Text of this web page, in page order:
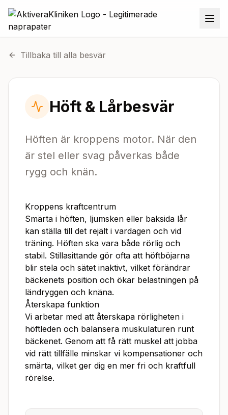
Tillbaka till alla besvär
Höft & Lårbesvär
Höften är kroppens motor. När den
är stel eller svag påverkas både
rygg och knän.
Kroppens kraftcentrum
Smärta i höften, ljumsken eller baksida lår
kan ställa till det rejält i vardagen och vid
träning. Höften ska vara både rörlig och
stabil. Stillasittande gör ofta att höftböjarna
blir stela och sätet inaktivt, vilket förändrar
bäckenets position och ökar belastningen på
ländryggen och knäna.
Återskapa funktion
Vi arbetar med att återskapa rörligheten i
höftleden och balansera muskulaturen runt
bäckenet. Genom att få rätt muskel att jobba
vid rätt tillfälle minskar vi kompensationer och
smärta, vilket ger dig en mer fri och kraftfull
rörelse.